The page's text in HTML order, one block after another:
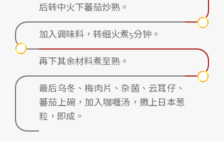
后转中火下蕃茄炒熟。
加入调味料，转细火煮5分钟。
再下其余材料煮至熟。
最后乌冬、梅肉片、杂菌、云耳仔、
蕃茄上碗，加入咖喱汤，撒上日本葱
粒，即成。